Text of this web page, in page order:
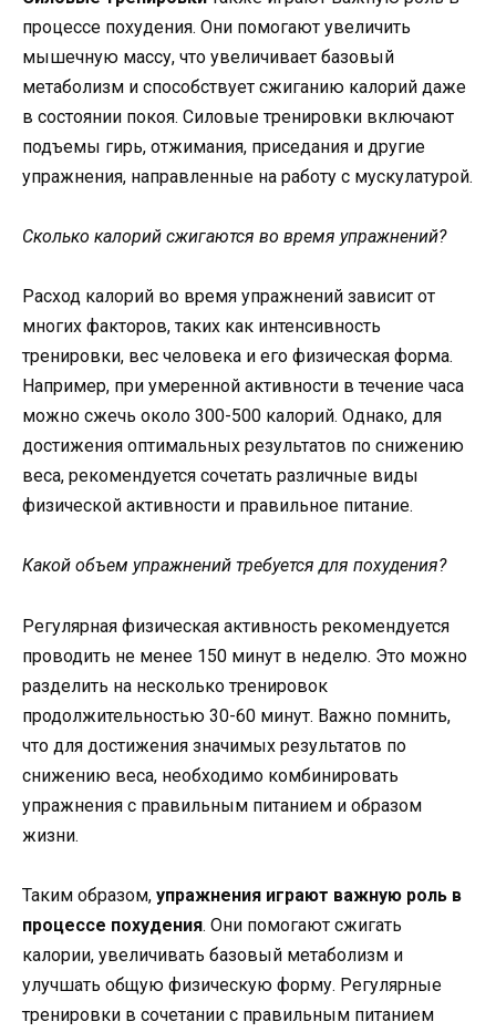
процессе похудения. Они помогают увеличить
мышечную массу, что увеличивает базовый
метаболизм и способствует сжиганию калорий даже
в состоянии покоя. Силовые тренировки включают
подъемы гирь, отжимания, приседания и другие
упражнения, направленные на работу с мускулатурой.
Сколько калорий сжигаются во время упражнений?
Расход калорий во время упражнений зависит от
многих факторов, таких как интенсивность
тренировки, вес человека и его физическая форма.
Например, при умеренной активности в течение часа
можно сжечь около 300-500 калорий. Однако, для
достижения оптимальных результатов по снижению
веса, рекомендуется сочетать различные виды
физической активности и правильное питание.
Какой объем упражнений требуется для похудения?
Регулярная физическая активность рекомендуется
проводить не менее 150 минут в неделю. Это можно
разделить на несколько тренировок
продолжительностью 30-60 минут. Важно помнить,
что для достижения значимых результатов по
снижению веса, необходимо комбинировать
упражнения с правильным питанием и образом
жизни.
Таким образом, упражнения играют важную роль в
процессе похудения. Они помогают сжигать
калории, увеличивать базовый метаболизм и
улучшать общую физическую форму. Регулярные
тренировки в сочетании с правильным питанием